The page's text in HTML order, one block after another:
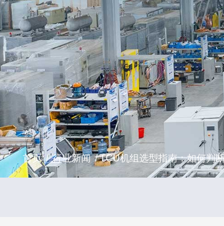
首页/行业新闻/ TCU机组选型指南：如何判